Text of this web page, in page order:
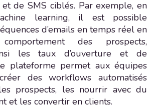
et de SMS ciblés. Par exemple, en
learning, il est possible
d’emails en temps réel en
des prospects,
les taux d’ouverture et de
plateforme permet aux équipes
des workflows automatisés
prospects, les nourrir avec du
et les convertir en clients.